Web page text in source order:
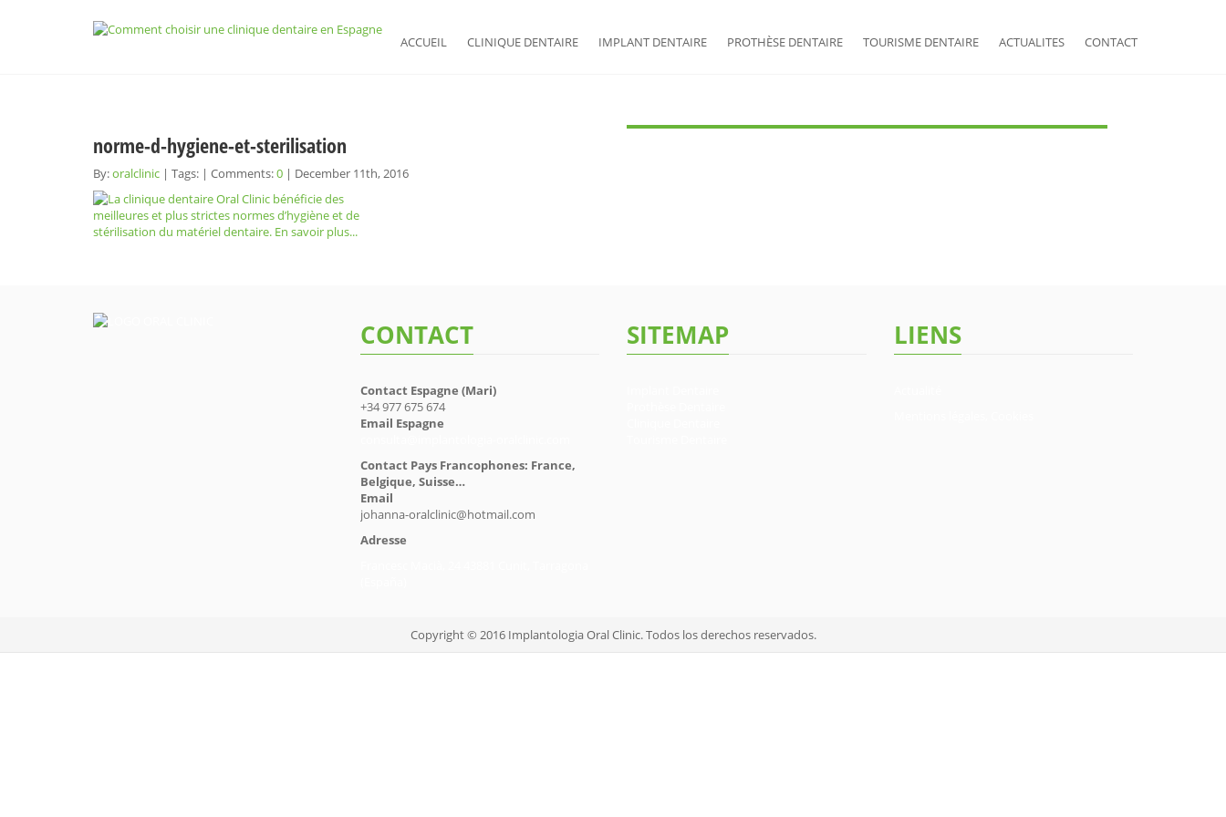
ACCUEIL CLINIQUE DENTAIRE IMPLANT DENTAIRE PROTHÈSE DENTAIRE TOURISME DENTAIRE ACTUALITES CONTACT
norme-d-hygiene-et-sterilisation
By:oralclinic | Tags: | Comments:0 | December 11th, 2016
CONTACT
Contact Espagne (Mari)
+34 977 675 674
Email Espagne
Contact Pays Francophones: France,
Belgique, Suisse…
Email
johanna-oralclinic@hotmail.com
Adresse
SITEMAP LIENS
Copyright © 2016 Implantologia Oral Clinic. Todos los derechos reservados.